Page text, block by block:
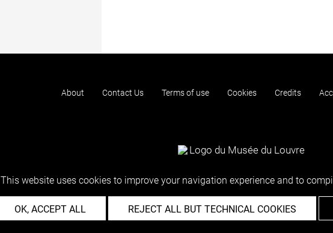
About Contact Us Terms of use Cookies Credits
This website uses cookies to improve your navigation experience and to
OK, ACCEPT ALL REJECT ALL BUT TECHNICAL COOKIES